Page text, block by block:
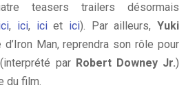
teasers trailers désormais
, ici, iciet ici). Par ailleurs,Yuki
Man, reprendra son rôle pour
par Robert Downey Jr.)
du film.